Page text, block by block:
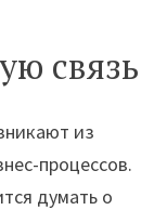
связь
из
процессов.
думать о